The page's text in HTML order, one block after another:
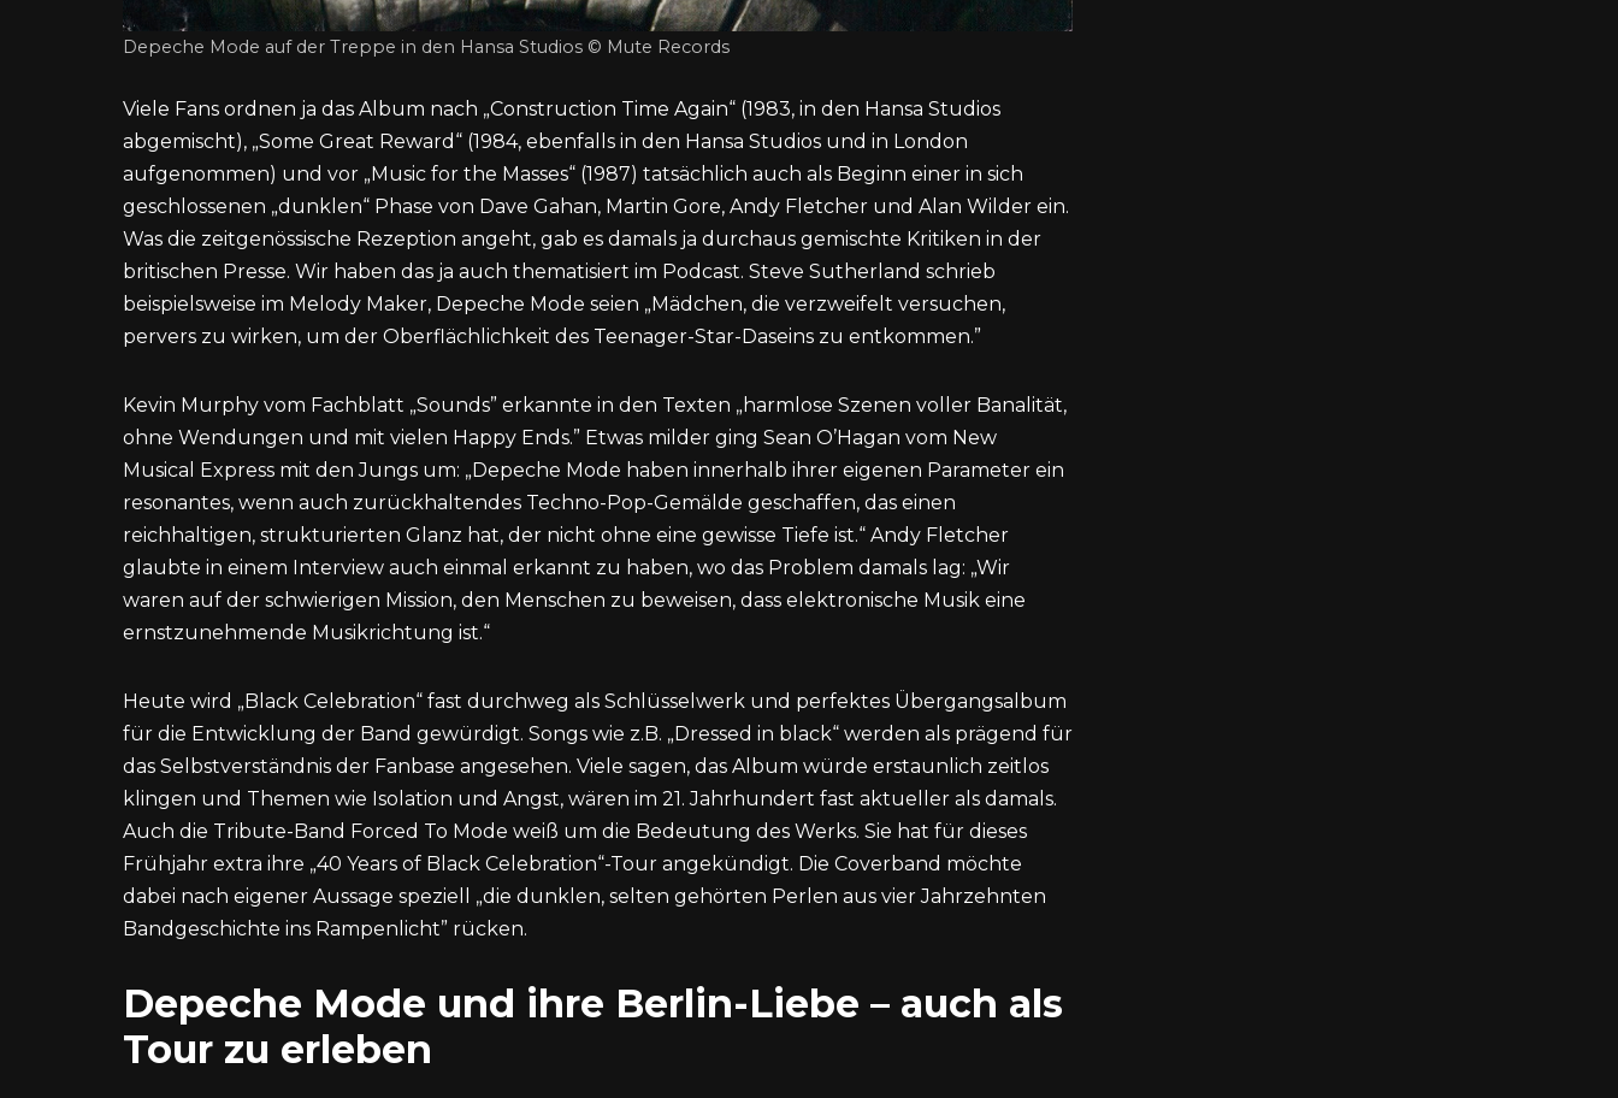
Depeche Mode auf der Treppe in den Hansa Studios © Mute Records
Viele Fans ordnen ja das Album nach „Construction Time Again“ (1983, in den Hansa Studios
abgemischt), „Some Great Reward“ (1984, ebenfalls in den Hansa Studios und in London
aufgenommen) und vor „Music for the Masses“ (1987) tatsächlich auch als Beginn einer in sich
geschlossenen „dunklen“ Phase von Dave Gahan, Martin Gore, Andy Fletcher und Alan Wilder ein.
Was die zeitgenössische Rezeption angeht, gab es damals ja durchaus gemischte Kritiken in der
britischen Presse. Wir haben das ja auch thematisiert im Podcast. Steve Sutherland schrieb
beispielsweise im Melody Maker, Depeche Mode seien „Mädchen, die verzweifelt versuchen,
pervers zu wirken, um der Oberflächlichkeit des Teenager-Star-Daseins zu entkommen.”
Kevin Murphy vom Fachblatt „Sounds” erkannte in den Texten „harmlose Szenen voller Banalität,
ohne Wendungen und mit vielen Happy Ends.” Etwas milder ging Sean O’Hagan vom New
Musical Express mit den Jungs um: „Depeche Mode haben innerhalb ihrer eigenen Parameter ein
resonantes, wenn auch zurückhaltendes Techno-Pop-Gemälde geschaffen, das einen
reichhaltigen, strukturierten Glanz hat, der nicht ohne eine gewisse Tiefe ist.“ Andy Fletcher
glaubte in einem Interview auch einmal erkannt zu haben, wo das Problem damals lag: „Wir
waren auf der schwierigen Mission, den Menschen zu beweisen, dass elektronische Musik eine
ernstzunehmende Musikrichtung ist.“
Heute wird „Black Celebration“ fast durchweg als Schlüsselwerk und perfektes Übergangsalbum
für die Entwicklung der Band gewürdigt. Songs wie z.B. „Dressed in black“ werden als prägend für
das Selbstverständnis der Fanbase angesehen. Viele sagen, das Album würde erstaunlich zeitlos
klingen und Themen wie Isolation und Angst, wären im 21. Jahrhundert fast aktueller als damals.
Auch die Tribute-Band Forced To Mode weiß um die Bedeutung des Werks. Sie hat für dieses
Frühjahr extra ihre „40 Years of Black Celebration“-Tour angekündigt. Die Coverband möchte
dabei nach eigener Aussage speziell „die dunklen, selten gehörten Perlen aus vier Jahrzehnten
Bandgeschichte ins Rampenlicht” rücken.
Depeche Mode und ihre Berlin-Liebe – auch als
Tour zu erleben